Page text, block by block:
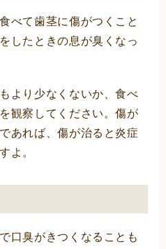
べて歯茎に傷がつくこと
したときの息が臭くなっ
より少なくないか、食べ
観察してください。傷が
あれば、傷が治ると炎症
よ。
口臭がきつくなることも